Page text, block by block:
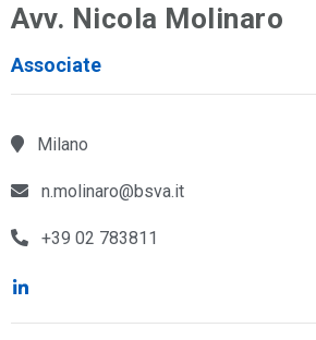
Avv. Nicola Molinaro
Associate
Milano
n.molinaro@bsva.it
+39 02 783811